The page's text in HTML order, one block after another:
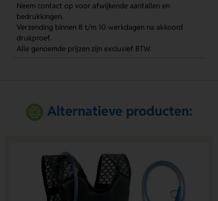
Neem contact op voor afwijkende aantallen en
bedrukkingen.
Verzending binnen 8 t/m 10 werkdagen na akkoord
drukproef.
Alle genoemde prijzen zijn exclusief BTW.
Alternatieve producten: